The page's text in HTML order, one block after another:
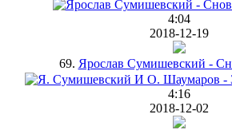
4:04
2018-12-19
69. Ярослав Сумишевский -
4:16
2018-12-02